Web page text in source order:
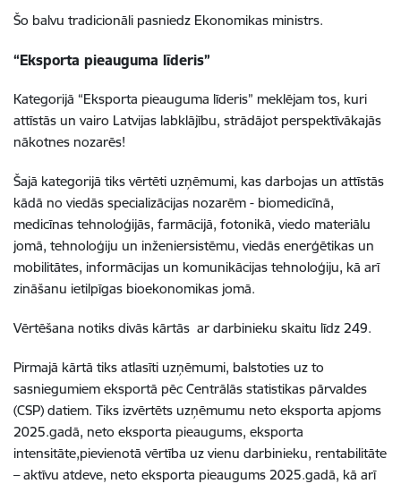
Šo balvu tradicionāli pasniedz Ekonomikas ministrs.
“Eksporta pieauguma līderis”
Kategorijā “Eksporta pieauguma līderis” meklējam tos, kuri
attīstās un vairo Latvijas labklājību, strādājot perspektīvākajās
nākotnes nozarēs!
Šajā kategorijā tiks vērtēti uzņēmumi, kas darbojas un attīstās
kādā no viedās specializācijas nozarēm - biomedicīnā,
medicīnas tehnoloģijās, farmācijā, fotonikā, viedo materiālu
jomā, tehnoloģiju un inženiersistēmu, viedās enerģētikas un
mobilitātes, informācijas un komunikācijas tehnoloģiju, kā arī
zināšanu ietilpīgas bioekonomikas jomā.
Vērtēšana notiks divās kārtās ar darbinieku skaitu līdz 249.
Pirmajā kārtā tiks atlasīti uzņēmumi, balstoties uz to
sasniegumiem eksportā pēc Centrālās statistikas pārvaldes
(CSP) datiem. Tiks izvērtēts uzņēmumu neto eksporta apjoms
2025.gadā, neto eksporta pieaugums, eksporta
intensitāte,pievienotā vērtība uz vienu darbinieku, rentabilitāte
– aktīvu atdeve, neto eksporta pieaugums 2025.gadā, kā arī